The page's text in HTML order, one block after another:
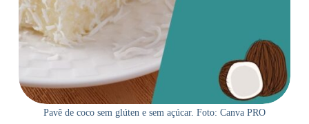
Pavê de coco sem glúten e sem açúcar. Foto: Canva PRO